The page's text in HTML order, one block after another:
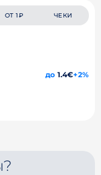
ОТ 1₽ ЧЕКИ
до 1.4€+2%